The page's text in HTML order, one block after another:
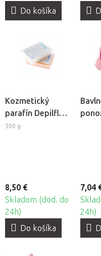
Do košíka
Kozmetický
parafín Depilflax
- Bambucké
500 g
8,50 €
Skladom (dod. do
24h)
Do košíka
7,04
24h)